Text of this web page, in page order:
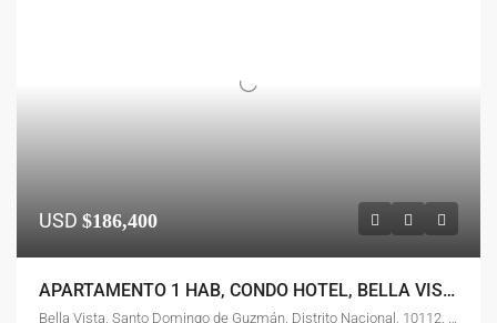
USD $186,400
APARTAMENTO 1 HAB, CONDO HOTEL, BELLA VISTA
Bella Vista, Santo Domingo de Guzmán, Distrito Nacional, 10112, República Dominicana